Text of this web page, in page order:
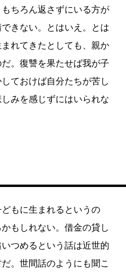
ちろん返さずにいる方が
きない。とはいえ。とは
れてきたとしても、親か
。復讐を果たせば我が子
ておけば自分たちが苦し
みを感じずにはいられな
もに生まれるというの
もしれない。借金の貸し
つめるという話は近世的
。世間話のようにも聞こ